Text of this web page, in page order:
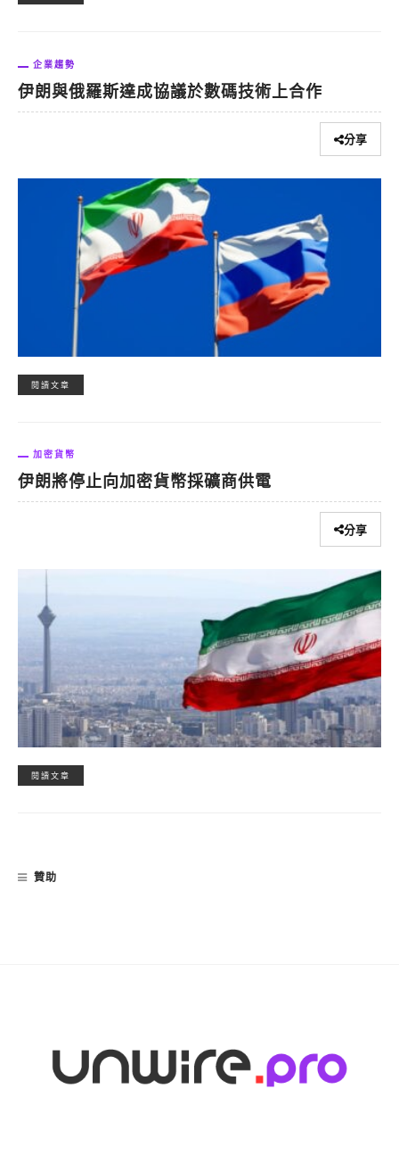
企業趨勢
伊朗與俄羅斯達成協議於數碼技術上合作
分享
閱讀文章
加密貨幣
伊朗將停止向加密貨幣採礦商供電
分享
閱讀文章
贊助